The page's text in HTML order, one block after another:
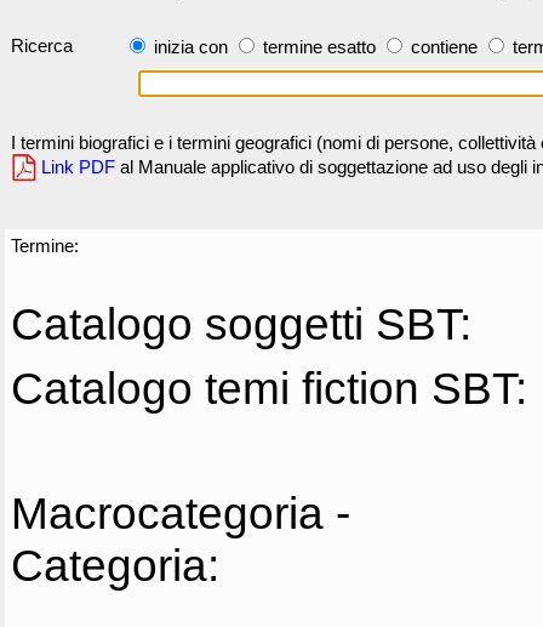
Ricerca inizia con termine esatto contiene
I termini biografici e i termini geografici (nomi di persone,
Link PDF al Manuale applicativo di soggettazione ad uso degli
Termine:
Catalogo soggetti SBT:
Catalogo temi fiction SBT:
Macrocategoria -
Categoria: